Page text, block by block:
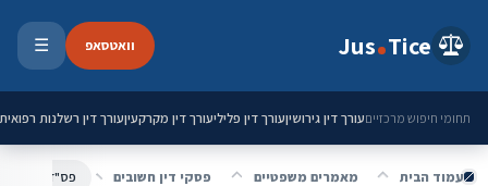
Jus Tice וואטסאפ ☰
תחומי חיפוש מרכזייםעורך דין גירושיןעורך דין פליליעורך דין מקרקעיןעורך דין רשלנות רפואית
עמוד הבית מאמרים משפטיים פסקי דין חשובים